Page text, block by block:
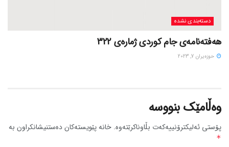
دسته‌بندی نشده
هەفتەنامەی جام کوردی ژمارەی 322
حوزه‌یران 7, 2023
وەڵامێک بنووسە
پۆستی ئەلیکترۆنییەکەت بڵاوناکرێتەوە. خانە پێویستەکان دەستنیشانکراون بە
*